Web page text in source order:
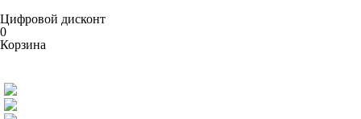
Цифровой дисконт
0
Корзина